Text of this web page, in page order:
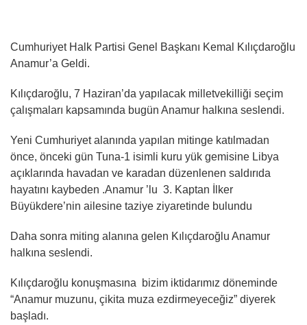
Cumhuriyet Halk Partisi Genel Başkanı Kemal Kılıçdaroğlu
Anamur’a Geldi.
Kılıçdaroğlu, 7 Haziran’da yapılacak milletvekilliği seçim
çalışmaları kapsamında bugün Anamur halkına seslendi.
Yeni Cumhuriyet alanında yapılan mitinge katılmadan
önce, önceki gün Tuna-1 isimli kuru yük gemisine Libya
açıklarında havadan ve karadan düzenlenen saldırıda
hayatını kaybeden .Anamur ’lu 3. Kaptan İlker
Büyükdere’nin ailesine taziye ziyaretinde bulundu
Daha sonra miting alanına gelen Kılıçdaroğlu Anamur
halkına seslendi.
Kılıçdaroğlu konuşmasına bizim iktidarımız döneminde
“Anamur muzunu, çikita muza ezdirmeyeceğiz” diyerek
başladı.